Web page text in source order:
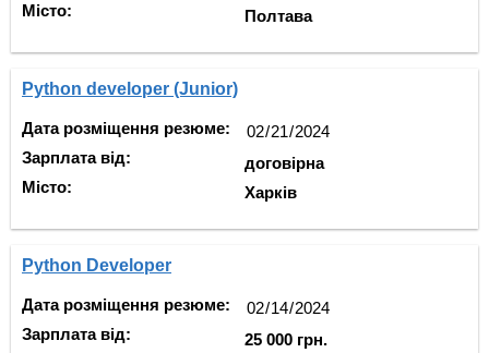
Місто:
Полтава
Python developer (Junior)
Дата розміщення резюме:
Зарплата від:
Місто:
договірна
Харків
Python Developer
Дата розміщення резюме:
Зарплата від:
25 000 грн.